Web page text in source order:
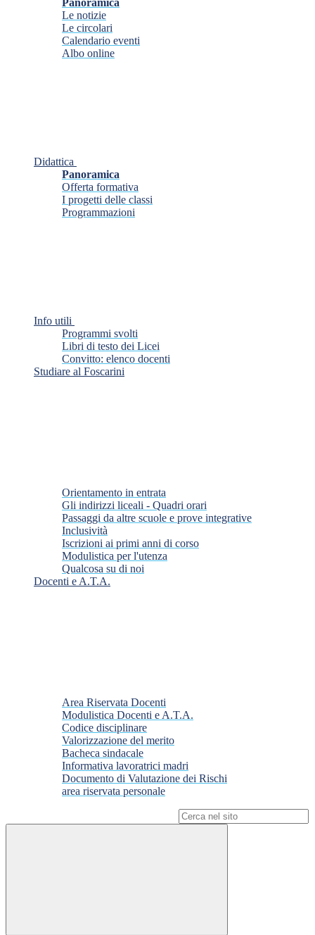
Panoramica
Le notizie
Le circolari
Calendario eventi
Albo online
Didattica
Panoramica
Offerta formativa
I progetti delle classi
Programmazioni
Info utili
Programmi svolti
Libri di testo dei Licei
Convitto: elenco docenti
Studiare al Foscarini
Orientamento in entrata
Gli indirizzi liceali - Quadri orari
Passaggi da altre scuole e prove integrative
Inclusività
Iscrizioni ai primi anni di corso
Modulistica per l'utenza
Qualcosa su di noi
Docenti e A.T.A.
Area Riservata Docenti
Modulistica Docenti e A.T.A.
Codice disciplinare
Valorizzazione del merito
Bacheca sindacale
Informativa lavoratrici madri
Documento di Valutazione dei Rischi
area riservata personale